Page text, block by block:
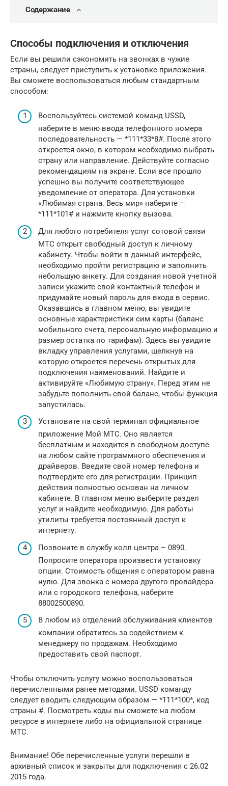
Содержание
Способы подключения и отключения
Если вы решили сэкономить на звонках в чужие
страны, следует приступить к установке приложения.
Вы сможете воспользоваться любым стандартным
способом:
Воспользуйтесь системой команд USSD,
наберите в меню ввода телефонного номера
последовательность — *111*33*8#. После этого
откроется окно, в котором необходимо выбрать
страну или направление. Действуйте согласно
рекомендациям на экране. Если все прошло
успешно вы получите соответствующее
уведомление от оператора. Для установки
«Любимая страна. Весь мир» наберите —
*111*101# и нажмите кнопку вызова.
Для любого потребителя услуг сотовой связи
МТС открыт свободный доступ к личному
кабинету. Чтобы войти в данный интерфейс,
необходимо пройти регистрацию и заполнить
небольшую анкету. Для создания новой учетной
записи укажите свой контактный телефон и
придумайте новый пароль для входа в сервис.
Оказавшись в главном меню, вы увидите
основные характеристики сим карты (баланс
мобильного счета, персональную информацию и
размер остатка по тарифам). Здесь вы увидите
вкладку управления услугами, щелкнув на
которую откроется перечень открытых для
подключения наименований. Найдите и
активируйте «Любимую страну». Перед этим не
забудьте пополнить свой баланс, чтобы функция
запустилась.
Установите на свой терминал официальное
приложение Мой МТС. Оно является
бесплатным и находится в свободном доступе
на любом сайте программного обеспечения и
драйверов. Введите свой номер телефона и
подтвердите его для регистрации. Принцип
действия полностью основан на личном
кабинете. В главном меню выберите раздел
услуг и найдите необходимую. Для работы
утилиты требуется постоянный доступ к
интернету.
Позвоните в службу колл центра – 0890.
Попросите оператора произвести установку
опции. Стоимость общения с оператором равна
нулю. Для звонка с номера другого провайдера
или с городского телефона, наберите
88002500890.
В любом из отделений обслуживания клиентов
компании обратитесь за содействием к
менеджеру по продажам. Необходимо
предоставить свой паспорт.
Чтобы отключить услугу можно воспользоваться
перечисленными ранее методами. USSD команду
следует вводить следующим образом — *111*100*, код
страны #. Посмотреть коды вы сможете на любом
ресурсе в интернете либо на официальной странице
МТС.
Внимание! Обе перечисленные услуги перешли в
архивный список и закрыты для подключения с 26.02
2015 года.